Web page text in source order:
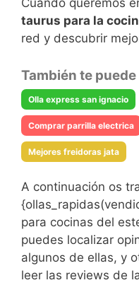
Cuando queremos
taurus para la
red y descubrir
También te
Olla express san ignacio
Comprar parrilla electrica
Mejores freidoras jata
A continuación os
para cocinas del
puedes localizar
algunos de ellas, y
leer las reviews de